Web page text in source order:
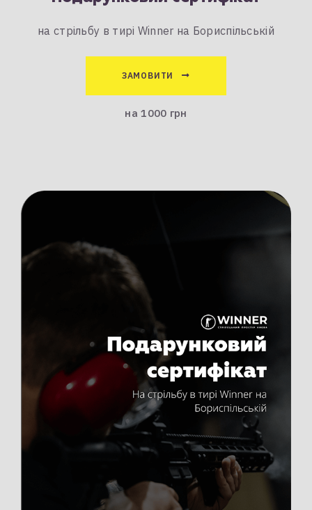
на стрільбу в тирі Winner на Бориспільській
ЗАМОВИТИ
на 1000 грн